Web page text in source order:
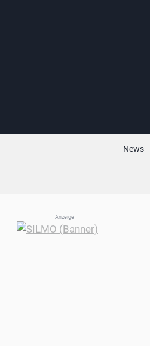
News
Anzeige